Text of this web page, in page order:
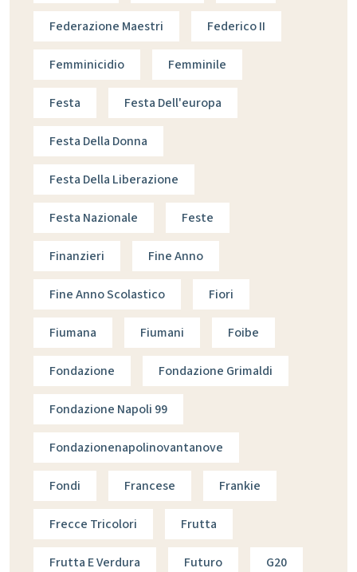
Federazione Maestri Federico II
Femminicidio Femminile
Festa Festa Dell'europa
Festa Della Donna
Festa Della Liberazione
Festa Nazionale Feste
Finanzieri Fine Anno
Fine Anno Scolastico Fiori
Fiumana Fiumani Foibe
Fondazione Fondazione Grimaldi
Fondazione Napoli 99
Fondazionenapolinovantanove
Fondi Francese Frankie
Frecce Tricolori Frutta
Frutta E Verdura Futuro G20